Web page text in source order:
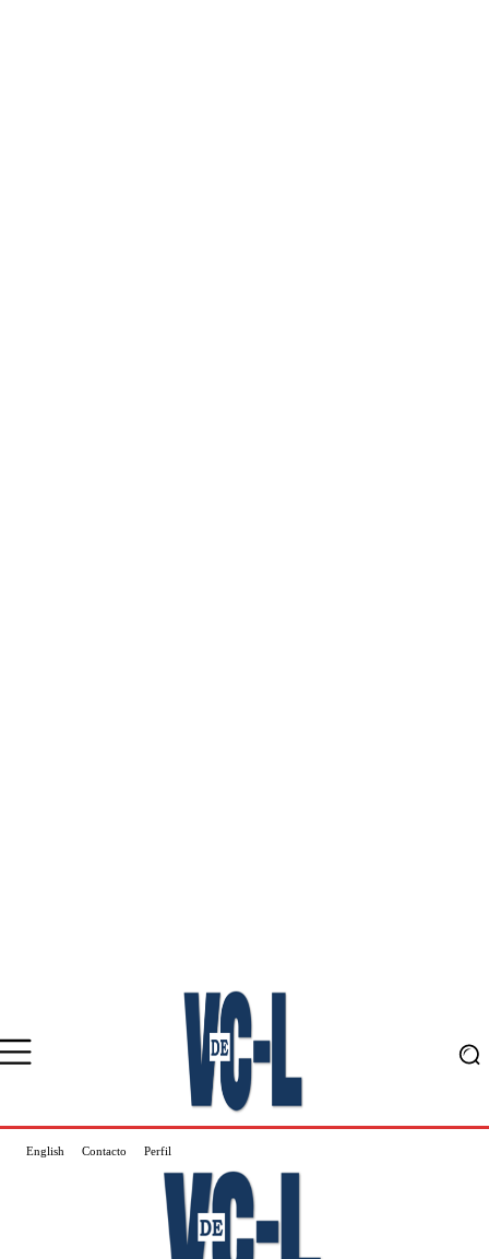
English Contacto Perfil